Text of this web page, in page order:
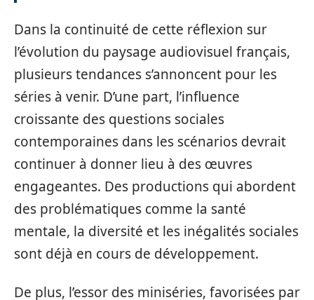
Dans la continuité de cette réflexion sur
l’évolution du paysage audiovisuel français,
plusieurs tendances s’annoncent pour les
séries à venir. D’une part, l’influence
croissante des questions sociales
contemporaines dans les scénarios devrait
continuer à donner lieu à des œuvres
engageantes. Des productions qui abordent
des problématiques comme la santé
mentale, la diversité et les inégalités sociales
sont déjà en cours de développement.
De plus, l’essor des miniséries, favorisées par